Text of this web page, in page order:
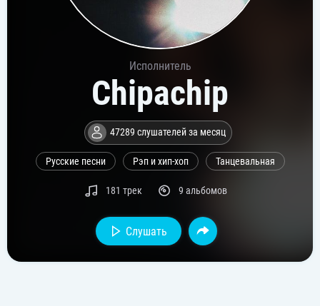
Исполнитель
Chipachip
47289 слушателей за месяц
Русские песни Рэп и хип-хоп Танцевальная
181 трек 9 альбомов
Слушать